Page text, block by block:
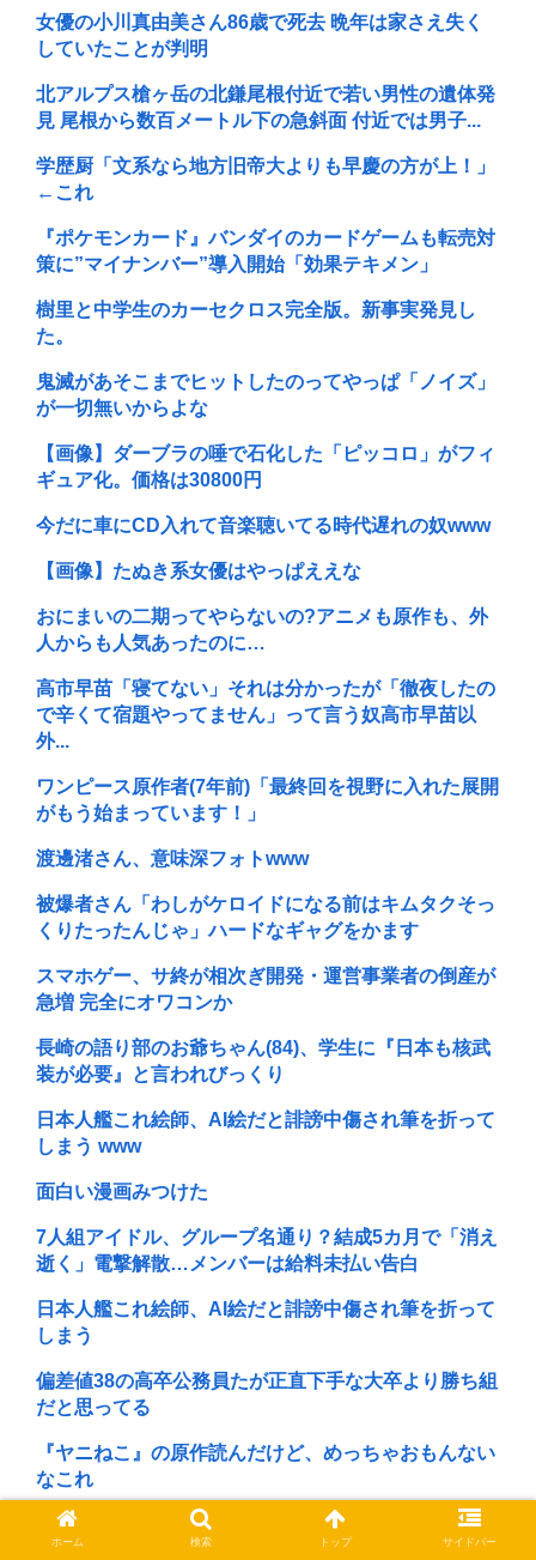
女優の小川真由美さん86歳で死去 晩年は家さえ失く
していたことが判明
北アルプス槍ヶ岳の北鎌尾根付近で若い男性の遺体発
見 尾根から数百メートル下の急斜面 付近では男子...
学歴厨「文系なら地方旧帝大よりも早慶の方が上！」
←これ
『ポケモンカード』バンダイのカードゲームも転売対
策に”マイナンバー”導入開始「効果テキメン」
樹里と中学生のカーセクロス完全版。新事実発見し
た。
鬼滅があそこまでヒットしたのってやっぱ「ノイズ」
が一切無いからよな
【画像】ダーブラの唾で石化した「ピッコロ」がフィ
ギュア化。価格は30800円
今だに車にCD入れて音楽聴いてる時代遅れの奴www
【画像】たぬき系女優はやっぱええな
おにまいの二期ってやらないの?アニメも原作も、外
人からも人気あったのに…
高市早苗「寝てない」それは分かったが「徹夜したの
で辛くて宿題やってません」って言う奴高市早苗以
外...
ワンピース原作者(7年前)「最終回を視野に入れた展開
がもう始まっています！」
渡邊渚さん、意味深フォトwww
被爆者さん「わしがケロイドになる前はキムタクそっ
くりたったんじゃ」ハードなギャグをかます
スマホゲー、サ終が相次ぎ開発・運営事業者の倒産が
急増 完全にオワコンか
長崎の語り部のお爺ちゃん(84)、学生に『日本も核武
装が必要』と言われびっくり
日本人艦これ絵師、AI絵だと誹謗中傷され筆を折って
しまう www
面白い漫画みつけた
7人組アイドル、グループ名通り？結成5カ月で「消え
逝く」電撃解散…メンバーは給料未払い告白
日本人艦これ絵師、AI絵だと誹謗中傷され筆を折って
しまう
偏差値38の高卒公務員たが正直下手な大卒より勝ち組
だと思ってる
『ヤニねこ』の原作読んだけど、めっちゃおもんない
なこれ
米津玄師さん、絵はプロレベルだった！！！
ホーム 検索 トップ サイドバー